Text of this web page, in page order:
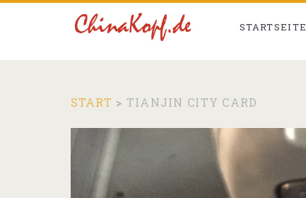
STARTSEITE
START > TIANJIN CITY CARD
Schlagwort:
<span>Tianjin